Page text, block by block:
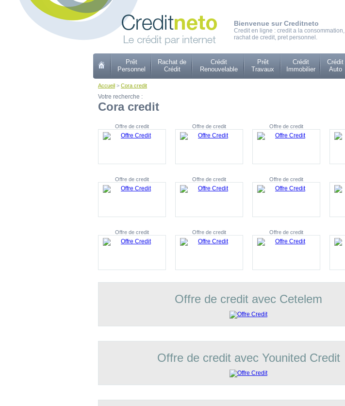
Bienvenue sur Creditneto
Credit en ligne : credit a la consommation,
rachat de credit, pret personnel.
Prêt
Personnel
Rachat de
Crédit
Crédit
Renouvelable
Prêt
Travaux
Crédit
Immobilier
Crédit
Auto
Accueil > Cora credit
Votre recherche :
Cora credit
Offre de credit Offre de credit Offre de credit
Offre de credit Offre de credit Offre de credit
Offre de credit Offre de credit Offre de credit
Offre de credit avec Cetelem
Offre de credit avec Younited Credit